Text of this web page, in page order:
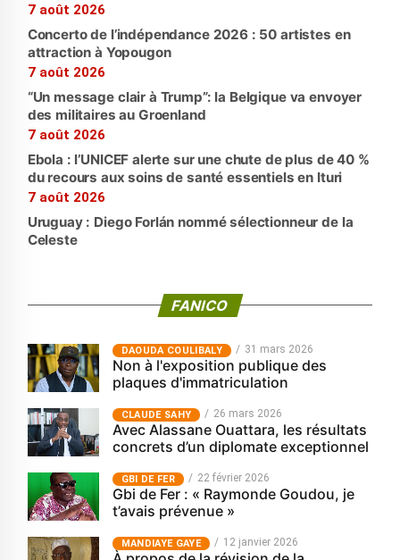
7 août 2026
Concerto de l’indépendance 2026 : 50 artistes en
attraction à Yopougon
7 août 2026
“Un message clair à Trump”: la Belgique va envoyer
des militaires au Groenland
7 août 2026
Ebola : l’UNICEF alerte sur une chute de plus de 40 %
du recours aux soins de santé essentiels en Ituri
7 août 2026
Uruguay : Diego Forlán nommé sélectionneur de la
Celeste
FANICO
‎DAOUDA COULIBALY 31 mars 2026
Non à l'exposition publique des
plaques d'immatriculation
CLAUDE SAHY 26 mars 2026
Avec Alassane Ouattara, les résultats
concrets d’un diplomate exceptionnel
GBI DE FER 22 février 2026
Gbi de Fer : « Raymonde Goudou, je
t’avais prévenue »
MANDIAYE GAYE 12 janvier 2026